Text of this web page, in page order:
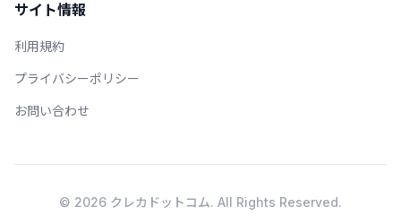
サイト情報
利用規約
プライバシーポリシー
お問い合わせ
© 2026 クレカドットコム. All Rights Reserved.